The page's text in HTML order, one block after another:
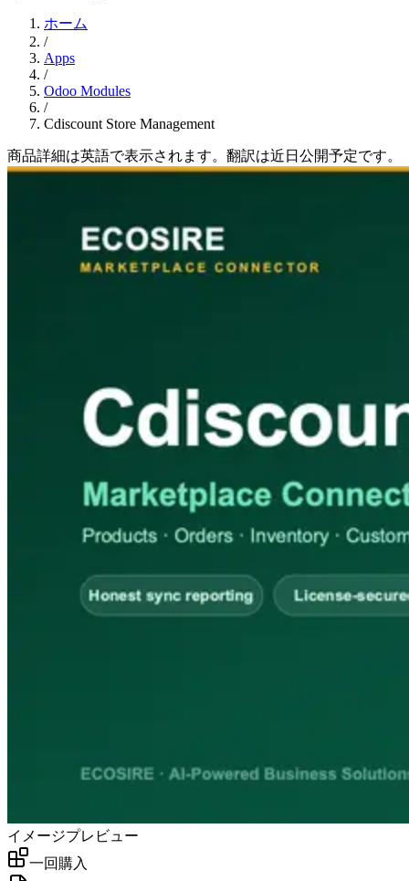
ホーム
/
Apps
/
Odoo Modules
/
Cdiscount Store Management
商品詳細は英語で表示されます。翻訳は近日公開予定です。
イメージプレビュー
一回購入